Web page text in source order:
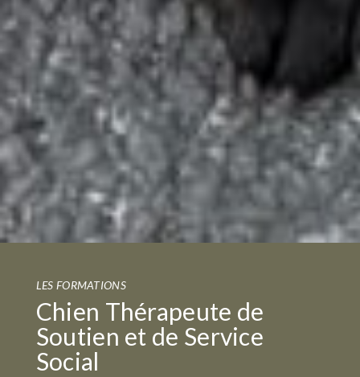
LES FORMATIONS
Chien Thérapeute de
Soutien et de Service
Social